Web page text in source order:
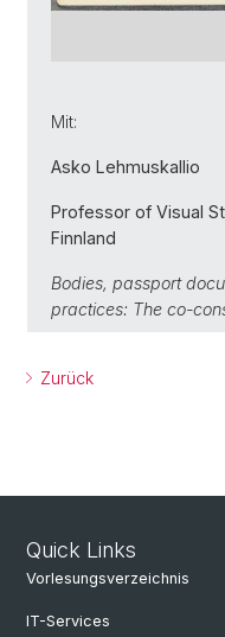
Mit:
Asko Lehmuskallio
Professor of Visual
Finnland
Bodies, passport
practices: The co-
Zurück
Quick Links
Vorlesungsverzeichnis
IT-Services